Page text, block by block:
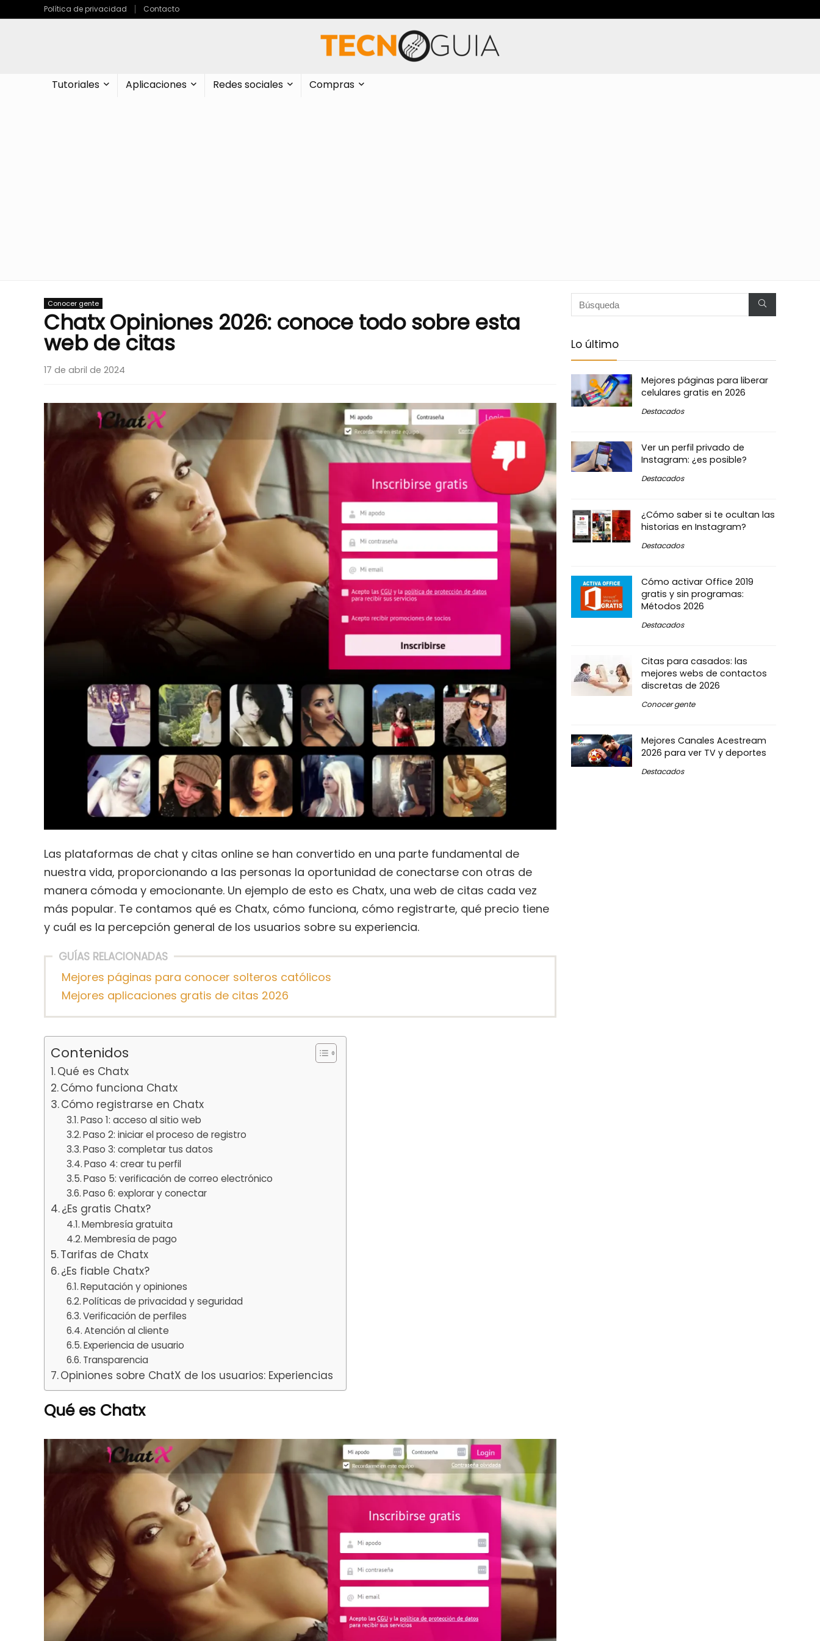
Política de privacidad Contacto
Tutoriales Aplicaciones Redes sociales Compras
Conocer gente
Chatx Opiniones 2026: conoce todo sobre esta
web de citas
17 de abril de 2024
Las plataformas de chat y citas online se han convertido en una parte fundamental de
nuestra vida, proporcionando a las personas la oportunidad de conectarse con otras de
manera cómoda y emocionante. Un ejemplo de esto es Chatx, una web de citas cada vez
más popular. Te contamos qué es Chatx, cómo funciona, cómo registrarte, qué precio tiene
y cuál es la percepción general de los usuarios sobre su experiencia.
GUÍAS RELACIONADAS
Mejores páginas para conocer solteros católicos
Mejores aplicaciones gratis de citas 2026
Contenidos
Qué es Chatx
Cómo funciona Chatx
Cómo registrarse en Chatx
Paso 1: acceso al sitio web
Paso 2: iniciar el proceso de registro
Paso 3: completar tus datos
Paso 4: crear tu perfil
Paso 5: verificación de correo electrónico
Paso 6: explorar y conectar
¿Es gratis Chatx?
Membresía gratuita
Membresía de pago
Tarifas de Chatx
¿Es fiable Chatx?
Reputación y opiniones
Políticas de privacidad y seguridad
Verificación de perfiles
Atención al cliente
Experiencia de usuario
Transparencia
Opiniones sobre ChatX de los usuarios: Experiencias
Qué es Chatx
Lo último
Mejores páginas para liberar
celulares gratis en 2026
Destacados
Ver un perfil privado de
Instagram: ¿es posible?
Destacados
¿Cómo saber si te ocultan las
historias en Instagram?
Destacados
Cómo activar Office 2019
gratis y sin programas:
Métodos 2026
Destacados
Citas para casados: las
mejores webs de contactos
discretas de 2026
Conocer gente
Mejores Canales Acestream
2026 para ver TV y deportes
Destacados